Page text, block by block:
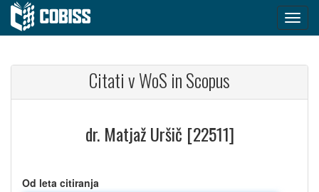
Citati v WoS in Scopus
dr. Matjaž Uršič [22511]
Od leta citiranja